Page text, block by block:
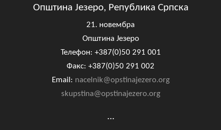
Општина Језеро, Република Српска
21. новембра
Општина Језеро
Телефон: +387(0)50 291 001
Факс: +387(0)50 291 002
Email: nacelnik@opstinajezero.org
skupstina@opstinajezero.org
...